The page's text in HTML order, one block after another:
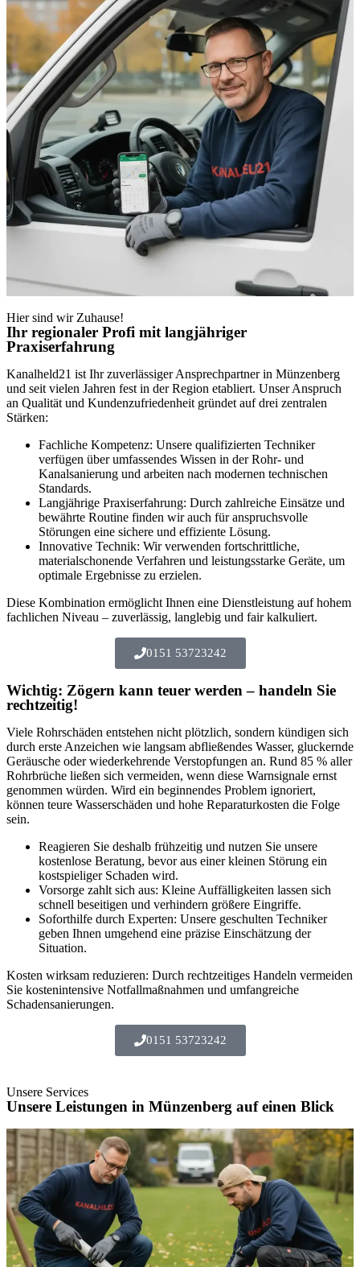
Hier sind wir Zuhause!
Ihr regionaler Profi mit langjähriger
Praxiserfahrung
Kanalheld21 ist Ihr zuverlässiger Ansprechpartner in Münzenberg
und seit vielen Jahren fest in der Region etabliert. Unser Anspruch
an Qualität und Kundenzufriedenheit gründet auf drei zentralen
Stärken:
Fachliche Kompetenz: Unsere qualifizierten Techniker
verfügen über umfassendes Wissen in der Rohr- und
Kanalsanierung und arbeiten nach modernen technischen
Standards.
Langjährige Praxiserfahrung: Durch zahlreiche Einsätze und
bewährte Routine finden wir auch für anspruchsvolle
Störungen eine sichere und effiziente Lösung.
Innovative Technik: Wir verwenden fortschrittliche,
materialschonende Verfahren und leistungsstarke Geräte, um
optimale Ergebnisse zu erzielen.
Diese Kombination ermöglicht Ihnen eine Dienstleistung auf hohem
fachlichen Niveau – zuverlässig, langlebig und fair kalkuliert.
0151 53723242
Wichtig: Zögern kann teuer werden – handeln Sie
rechtzeitig!
Viele Rohrschäden entstehen nicht plötzlich, sondern kündigen sich
durch erste Anzeichen wie langsam abfließendes Wasser, gluckernde
Geräusche oder wiederkehrende Verstopfungen an. Rund 85 % aller
Rohrbrüche ließen sich vermeiden, wenn diese Warnsignale ernst
genommen würden. Wird ein beginnendes Problem ignoriert,
können teure Wasserschäden und hohe Reparaturkosten die Folge
sein.
Reagieren Sie deshalb frühzeitig und nutzen Sie unsere
kostenlose Beratung, bevor aus einer kleinen Störung ein
kostspieliger Schaden wird.
Vorsorge zahlt sich aus: Kleine Auffälligkeiten lassen sich
schnell beseitigen und verhindern größere Eingriffe.
Soforthilfe durch Experten: Unsere geschulten Techniker
geben Ihnen umgehend eine präzise Einschätzung der
Situation.
Kosten wirksam reduzieren: Durch rechtzeitiges Handeln vermeiden
Sie kostenintensive Notfallmaßnahmen und umfangreiche
Schadensanierungen.
0151 53723242
Unsere Services
Unsere Leistungen in Münzenberg auf einen Blick